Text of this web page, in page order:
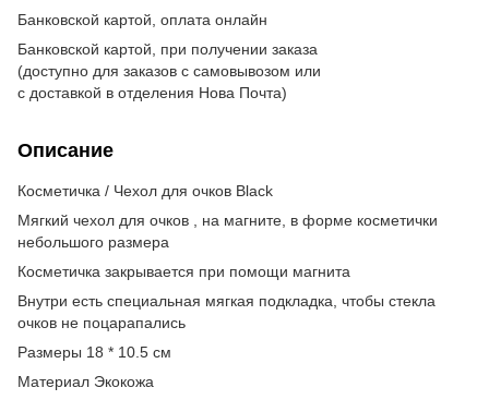
Банковской картой, оплата онлайн
Банковской картой, при получении заказа
(доступно для заказов с самовывозом или
с доставкой в отделения Нова Почта)
Описание
Косметичка / Чехол для очков Black
Мягкий чехол для очков , на магните, в форме косметички
небольшого размера
Косметичка закрывается при помощи магнита
Внутри есть специальная мягкая подкладка, чтобы стекла
очков не поцарапались
Размеры 18 * 10.5 см
Материал Экокожа